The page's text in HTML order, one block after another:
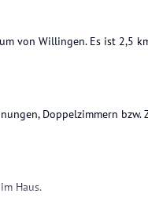
von Willingen. Es ist 2,5
Doppelzimmern
Haus.